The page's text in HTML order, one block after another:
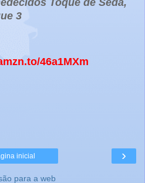
Toque de Seda,
3
46a1MXm
›
inicial
para a web